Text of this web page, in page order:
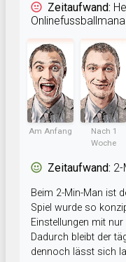
Zeitaufwand:
Am Anfang
Nach 1
Woche
Zeitaufwand: 2-
Beim 2-Min-Man ist
Spiel wurde so
Einstellungen mit
Dadurch bleibt der
dennoch lässt sich